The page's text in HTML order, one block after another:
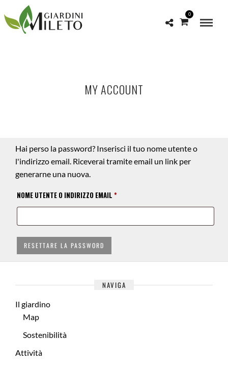
0
MY ACCOUNT
Hai perso la password? Inserisci il tuo nome utente o
l'indirizzo email. Riceverai tramite email un link per
generarne una nuova.
NOME UTENTE O INDIRIZZO EMAIL *
RESETTARE LA PASSWORD
NAVIGA
Il giardino
Map
Sostenibilità
Attività